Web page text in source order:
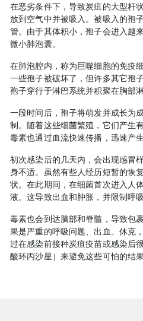
在恶劣条件下，导致炭疽的大型杆
放到空气中并被吸入。被吸入的孢
管。由于其体积小，孢子会进入越
微小肺泡囊。
在肺泡腔内，称为巨噬细胞的免疫
一些孢子被破坏了，但许多其它孢
孢子穿行于淋巴系统并积聚在胸部淋
一段时间后，孢子将萌发并成长为
制。随着这些细菌繁殖，它们产生
毒素也通过血流快速传播，迅速产
初次感染后的几天内，会出现感冒
身不适。虽然有些人经历短暂的恢
状。在此期间，在细菌首次进入人
液。这导致出血和肿胀，并限制呼吸
毒素也会到达脑部和脊髓，导致包
果是严重的呼吸问题、出血、休克
过在感染前接种炭疽疫苗或感染后
酸环丙沙星）来避免这些可怕的结果